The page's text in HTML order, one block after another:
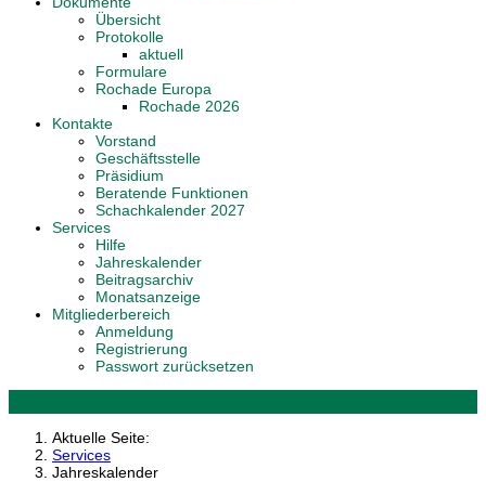
Übersicht
Protokolle
aktuell
Formulare
Rochade Europa
Rochade 2026
Kontakte
Vorstand
Geschäftsstelle
Präsidium
Beratende Funktionen
Schachkalender 2027
Services
Hilfe
Jahreskalender
Beitragsarchiv
Monatsanzeige
Mitgliederbereich
Anmeldung
Registrierung
Passwort zurücksetzen
Aktuelle Seite:
Services
Jahreskalender